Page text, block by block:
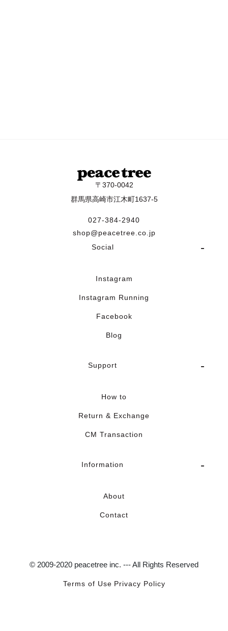
〒370-0042
群馬県高崎市江木町1637-5
027-384-2940
shop@peacetree.co.jp
Social
Instagram
Instagram Running
Facebook
Blog
Support
How to
Return & Exchange
CM Transaction
Information
About
Contact
© 2009-2020 peacetree inc. --- All Rights Reserved
Terms of Use Privacy Policy